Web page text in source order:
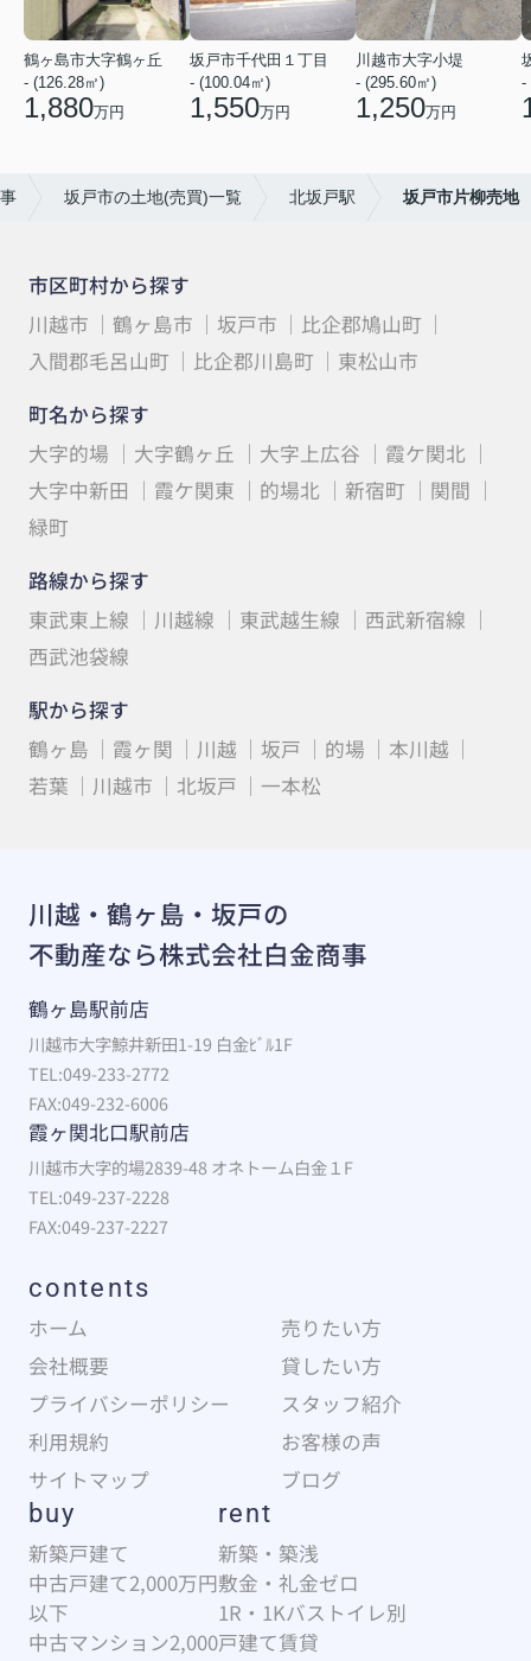
鶴ヶ島市大字鶴ヶ丘
- (126.28㎡)
1,880万円
坂戸市千代田１丁目
- (100.04㎡)
1,550万円
川越市大字小堤
- (295.60㎡)
1,250万円
-
坂戸市の土地(売買)一覧 北坂戸駅 坂戸市片柳売地
市区町村から探す
川越市
鶴ヶ島市 坂戸市
比企郡鳩山町
入間郡毛呂山町
比企郡川島町
東松山市
町名から探す
大字的場
大字鶴ヶ丘 大字上広谷
霞ケ関北
大字中新田
霞ケ関東 的場北 新宿町
関間
緑町
路線から探す
東武東上線
川越線 東武越生線
西武新宿線
西武池袋線
駅から探す
鶴ヶ島
霞ヶ関 川越 坂戸 的場
本川越
若葉
川越市 北坂戸 一本松
川越・鶴ヶ島・坂戸の
不動産なら株式会社白金商事
鶴ヶ島駅前店
川越市大字鯨井新田1-19 白金ﾋﾞﾙ1F
TEL:049-233-2772
FAX:049-232-6006
霞ヶ関北口駅前店
川越市大字的場2839-48 オネトーム白金１F
TEL:049-237-2228
FAX:049-237-2227
contents
ホーム
売りたい方
会社概要
貸したい方
プライバシーポリシー
スタッフ紹介
利用規約
お客様の声
サイトマップ
ブログ
buy
新築戸建て
中古戸建て2,000万円
以下
中古マンション2,000
rent
新築・築浅
敷金・礼金ゼロ
1R・1Kバストイレ別
戸建て賃貸